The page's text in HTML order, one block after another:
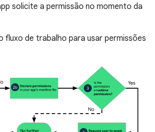
solicite a permissão no momento da
fluxo de trabalho para usar permissões